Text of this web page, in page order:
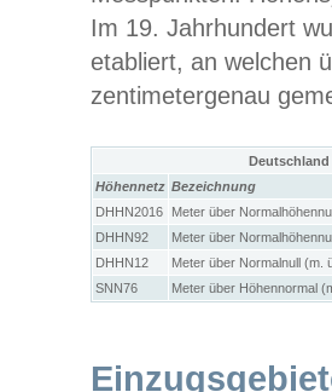
Im 19. Jahrhundert
etabliert, an welchen
zentimetergenau
Höhennetz Bezeichnung
DHHN2016
Meter über
DHHN92
Meter über
DHHN12
Meter über Normalnull (m.
SNN76
Meter über Höhennormal